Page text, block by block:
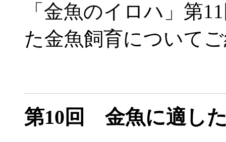
「金魚のイロハ」第
た金魚飼育について
第10回 金魚に適し